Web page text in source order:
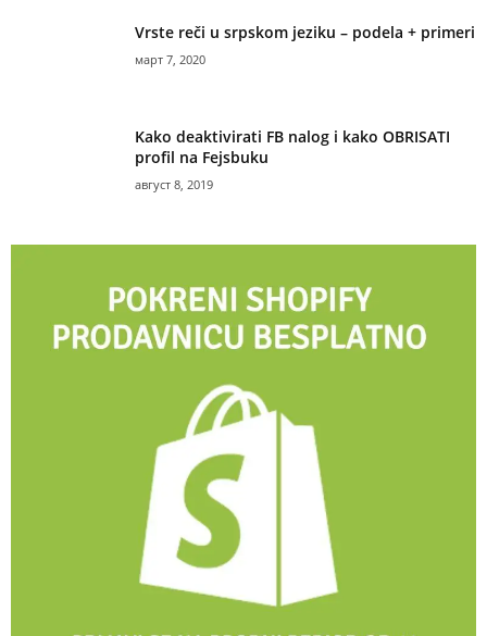
Vrste reči u srpskom jeziku – podela + primeri
март 7, 2020
Kako deaktivirati FB nalog i kako OBRISATI
profil na Fejsbuku
август 8, 2019